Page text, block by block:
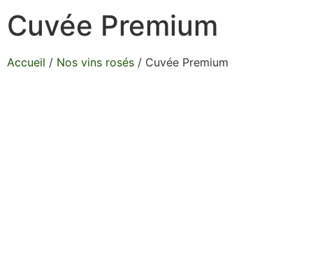
Cuvée Premium
Accueil / Nos vins rosés / Cuvée Premium